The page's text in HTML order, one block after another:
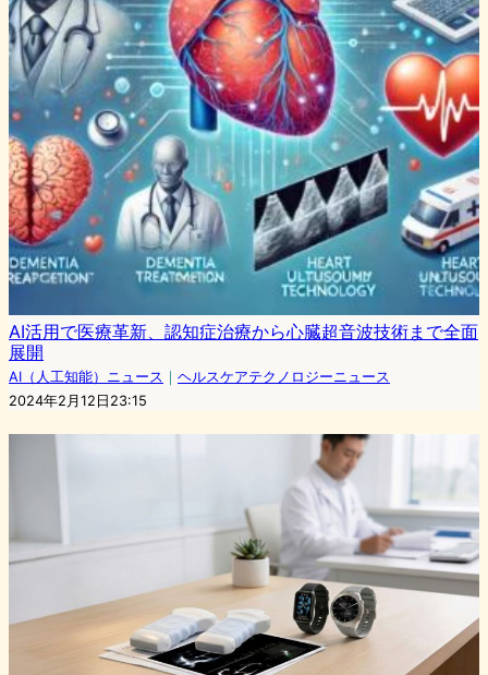
AI活用で医療革新、認知症治療から心臓超音波技術まで全面
展開
AI（人工知能）ニュース ｜ ヘルスケアテクノロジーニュース
2024年2月12日23:15